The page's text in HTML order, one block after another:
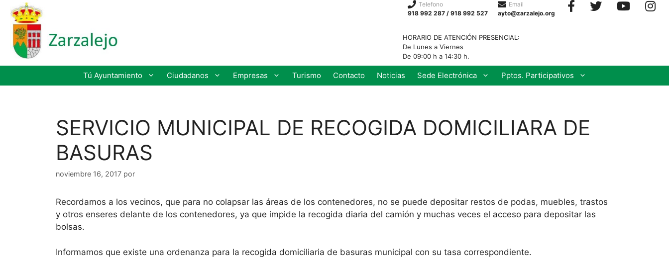
Telefono
918 992 287 / 918 992 527
Email
ayto@zarzalejo.org
HORARIO DE ATENCIÓN PRESENCIAL:
De Lunes a Viernes
De 09:00 h a 14:30 h.
Tú Ayuntamiento Ciudadanos Empresas Turismo Contacto Noticias Sede Electrónica Pptos. Participativos
SERVICIO MUNICIPAL DE RECOGIDA DOMICILIARA DE
BASURAS
noviembre 16, 2017 por
Recordamos a los vecinos, que para no colapsar las áreas de los contenedores, no se puede depositar restos de podas, muebles, trastos
y otros enseres delante de los contenedores, ya que impide la recogida diaria del camión y muchas veces el acceso para depositar las
bolsas.
Informamos que existe una ordenanza para la recogida domiciliaria de basuras municipal con su tasa correspondiente.